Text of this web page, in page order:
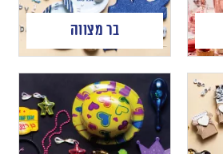
בר מצווה